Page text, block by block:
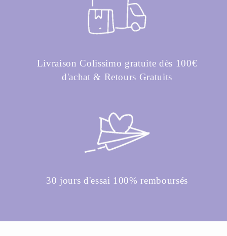
Livraison Colissimo gratuite dès 100€
d'achat & Retours Gratuits
30 jours d'essai 100% remboursés